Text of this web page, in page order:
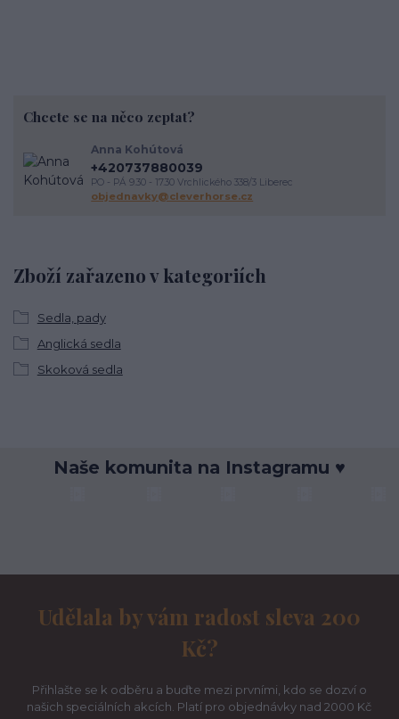
Zboží zařazeno v kategoriích
Sedla, pady
Anglická sedla
Skoková sedla
Chcete se na něco zeptat?
Anna Kohútová
+420737880039
PO - PÁ 9.30 - 17.30 Vrchlického 338/3 Liberec
objednavky@cleverhorse.cz
Naše komunita na Instagramu ♥
Udělala by vám radost sleva 200
Kč?
Přihlašte se k odběru a buďte mezi prvními, kdo se dozví o
našich speciálních akcích. Platí pro objednávky nad 2000 Kč